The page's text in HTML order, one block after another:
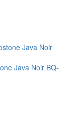
Java Noir BQ-